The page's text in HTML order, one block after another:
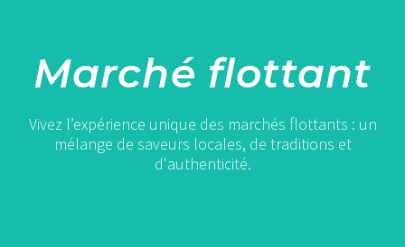
Marché flottant
Vivez l’expérience unique des marchés flottants : un
mélange de saveurs locales, de traditions et
d'authenticité.